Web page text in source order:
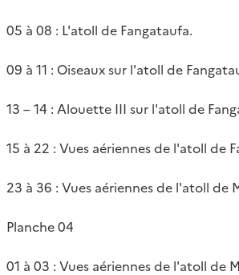
05 à 08 : L'atoll de Fangataufa.
09 à 11 : Oiseaux sur l'atoll de
13 – 14 : Alouette III sur l'atoll de
15 à 22 : Vues aériennes de l'atoll de
23 à 36 : Vues aériennes de l'atoll de
Planche 04
01 à 03 : Vues aériennes de l'atoll de